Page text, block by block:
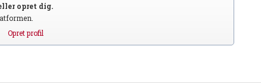
opret dig.
Opret profil